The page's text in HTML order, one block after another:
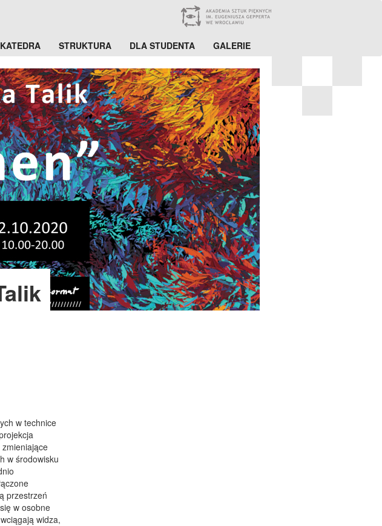
KATEDRA STRUKTURA DLA STUDENTA GALERIE
w technice
w środowisku
przestrzeń
w osobne
widza,